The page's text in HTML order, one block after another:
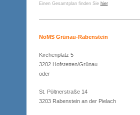
Einen Gesamtplan finden Sie hier
NöMS Grünau-Rabenstein
Kirchenplatz 5
3202 Hofstetten/Grünau
oder
St. Pöltnerstraße 14
3203 Rabenstein an der Pielach